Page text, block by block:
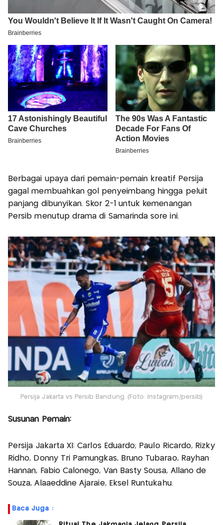
Berbagai upaya dari pemain-pemain kreatif Persija
gagal membuahkan gol penyeimbang hingga peluit
panjang dibunyikan. Skor 2-1 untuk kemenangan
Persib menutup drama di Samarinda sore ini.
Persija Jakarta vs Persib Bandung. (Foto: Instagram/persib)
Susunan Pemain:
Persija Jakarta XI: Carlos Eduardo; Paulo Ricardo, Rizky
Ridho, Donny Tri Pamungkas, Bruno Tubarao, Rayhan
Hannan, Fabio Calonego, Van Basty Sousa, Allano de
Souza, Alaaeddine Ajaraie, Eksel Runtukahu.
Baca Juga :